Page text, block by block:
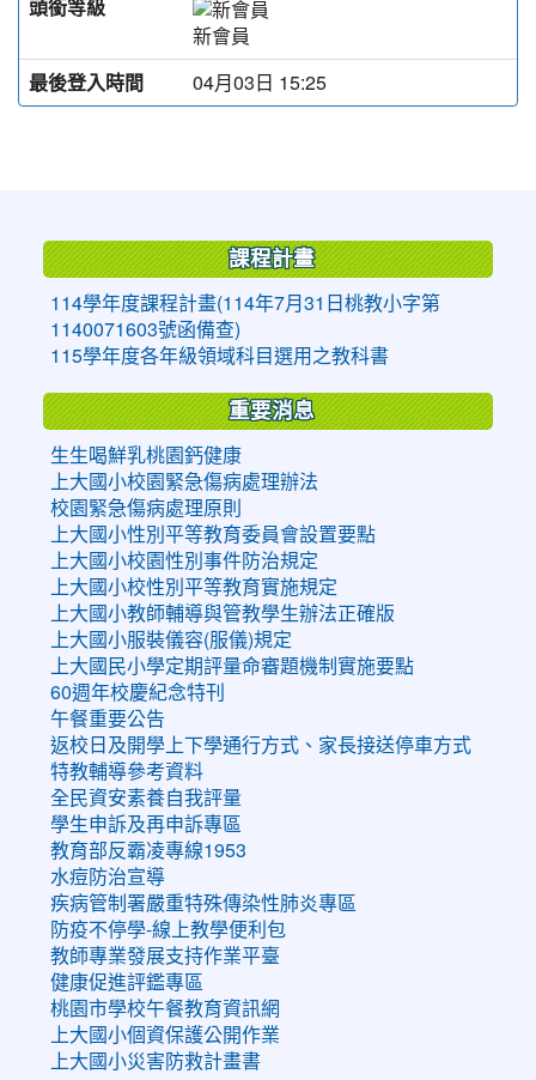
頭銜等級
新會員
最後登入時間
04月03日 15:25
課程計畫
114學年度課程計畫(114年7月31日桃教小字第
1140071603號函備查)
115學年度各年級領域科目選用之教科書
重要消息
生生喝鮮乳桃園鈣健康
上大國小校園緊急傷病處理辦法
校園緊急傷病處理原則
上大國小性別平等教育委員會設置要點
上大國小校園性別事件防治規定
上大國小校性別平等教育實施規定
上大國小教師輔導與管教學生辦法正確版
上大國小服裝儀容(服儀)規定
上大國民小學定期評量命審題機制實施要點
60週年校慶紀念特刊
午餐重要公告
返校日及開學上下學通行方式、家長接送停車方式
特教輔導參考資料
全民資安素養自我評量
學生申訴及再申訴專區
教育部反霸凌專線1953
水痘防治宣導
疾病管制署嚴重特殊傳染性肺炎專區
防疫不停學-線上教學便利包
教師專業發展支持作業平臺
健康促進評鑑專區
桃園市學校午餐教育資訊網
上大國小個資保護公開作業
上大國小災害防救計畫書